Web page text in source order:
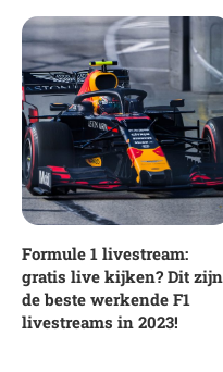
Formule 1 livestream:
gratis live kijken? Dit zijn
de beste werkende F1
livestreams in 2023!